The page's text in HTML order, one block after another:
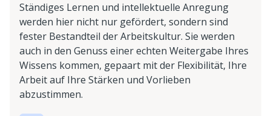
Ständiges Lernen und intellektuelle Anregung
werden hier nicht nur gefördert, sondern sind
fester Bestandteil der Arbeitskultur. Sie werden
auch in den Genuss einer echten Weitergabe Ihres
Wissens kommen, gepaart mit der Flexibilität, Ihre
Arbeit auf Ihre Stärken und Vorlieben
abzustimmen.